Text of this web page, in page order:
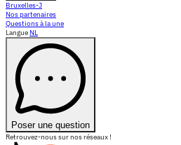
Bruxelles-J
Nos partenaires
Questions à la une
Langue NL
Poser une question
Retrouvez-nous sur nos réseaux !